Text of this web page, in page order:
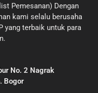
Pemesanan) Dengan
kami selalu berusaha
yang terbaik untuk para
No. 2 Nagrak
Bogor